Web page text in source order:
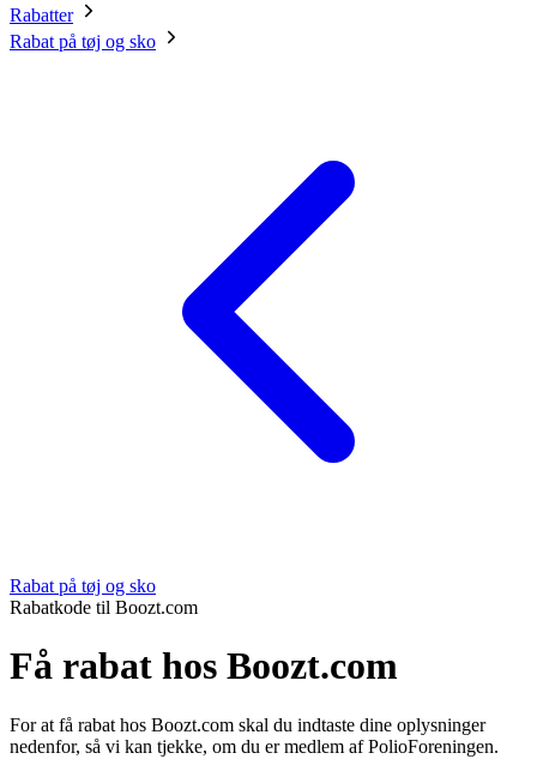
Rabatter
Rabat på tøj og sko
Rabat på tøj og sko
Rabatkode til Boozt.com
Få rabat hos Boozt.com
For at få rabat hos Boozt.com skal du indtaste dine oplysninger
nedenfor, så vi kan tjekke, om du er medlem af PolioForeningen.